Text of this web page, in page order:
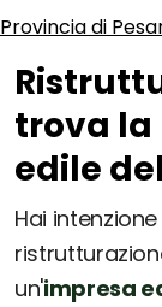
Provincia di
trova la
edile
Hai
un'impresa